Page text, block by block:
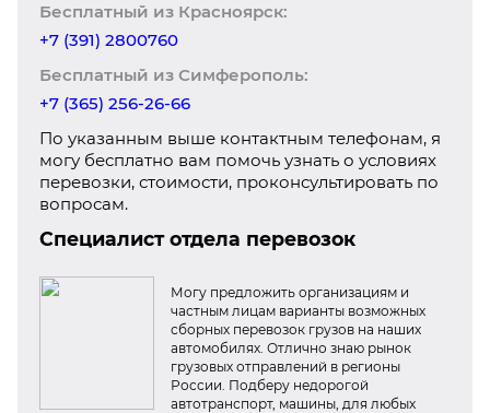
Бесплатный из Красноярск:
+7 (391) 2800760
Бесплатный из Симферополь:
+7 (365) 256-26-66
По указанным выше контактным телефонам, я
могу бесплатно вам помочь узнать о условиях
перевозки, стоимости, проконсультировать по
вопросам.
Специалист отдела перевозок
Могу предложить организациям и
частным лицам варианты возможных
сборных перевозок грузов на наших
автомобилях. Отлично знаю рынок
грузовых отправлений в регионы
России. Подберу недорогой
автотранспорт, машины, для любых